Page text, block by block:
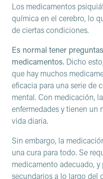
Los medicamentos
química en el cerebro, lo
de ciertas condiciones.
Es normal tener
medicamentos. Dicho
que hay muchos
eficacia para una serie de
mental. Con medicación,
enfermedades y tienen un
vida diaria.
Sin embargo, la
una cura para todo. Se
medicamento adecuado,
secundarios a lo largo del